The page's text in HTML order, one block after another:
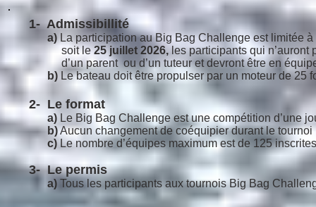
1- Admissibillité
a)La participation au Big Bag Challenge est limitée
soit le25 juillet 2026,les participants qui n’auront
d’un parentou d’un tuteur et devront être en
b) Le bateau doit être propulser par un moteur de 25
2- Le format
a) Le Big Bag Challenge est une compétition d’une
b)Aucun changement de coéquipier durant le tournoi
c) Le nombre d’équipes maximum est de 125
3- Le permis
a) Tous les participants aux tournois Big Bag